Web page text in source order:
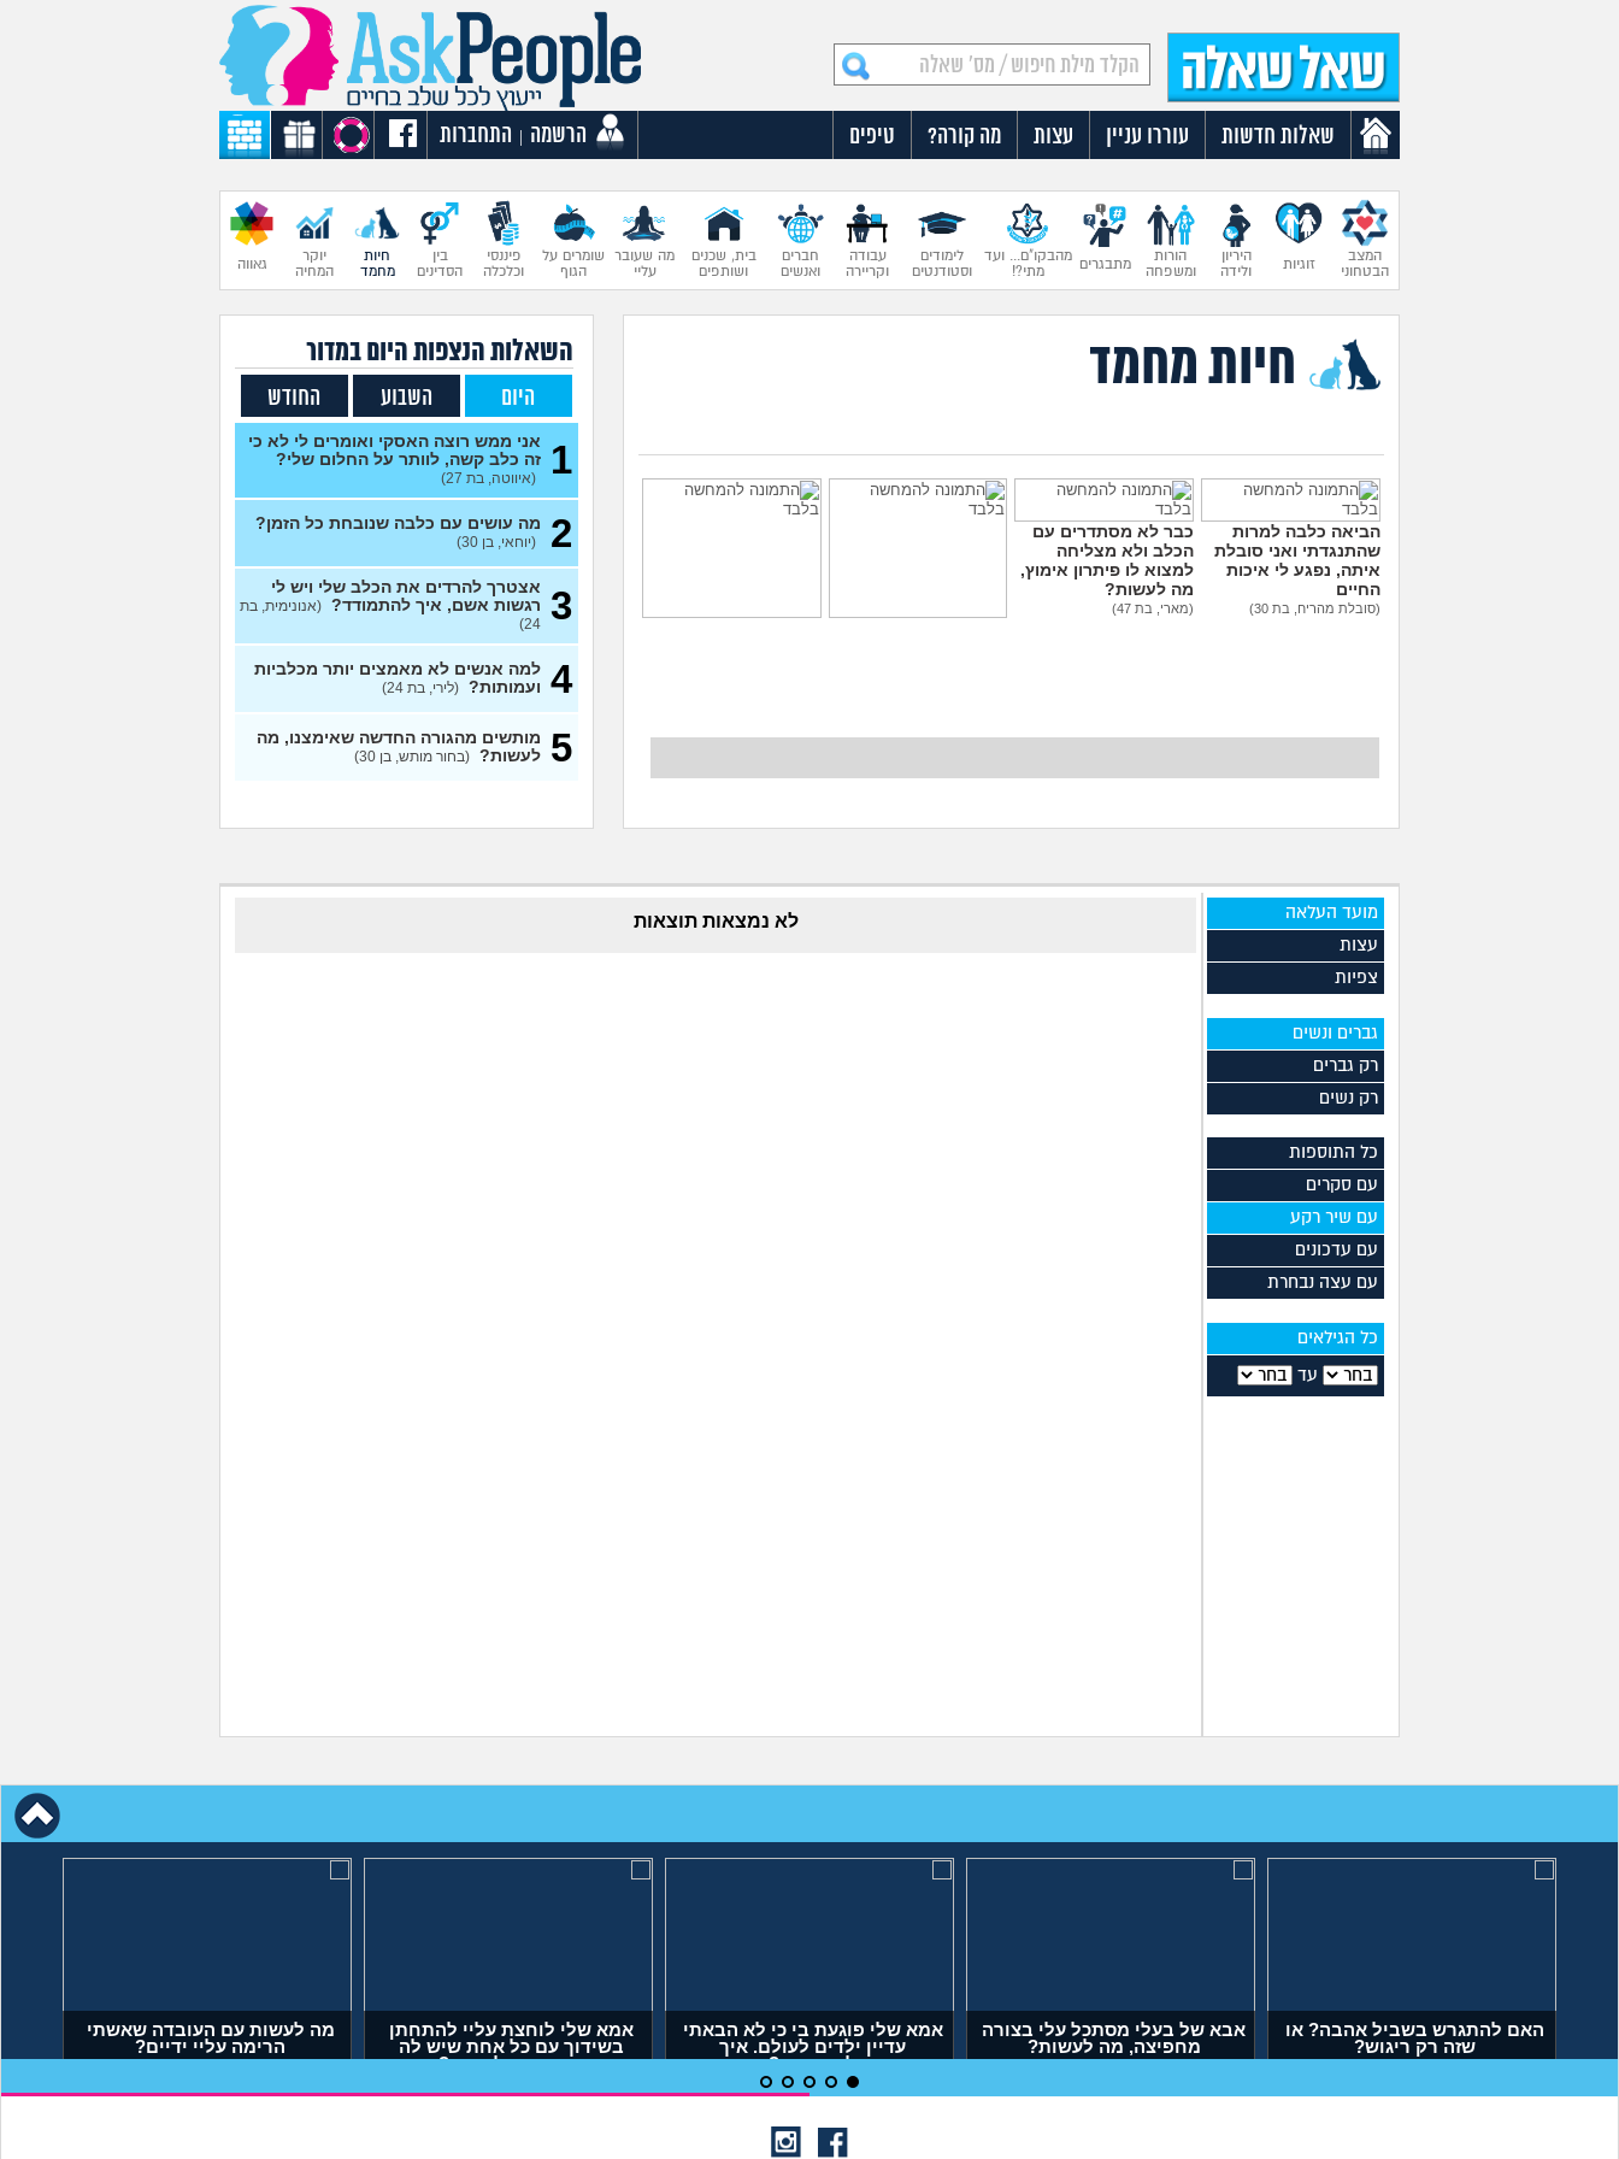
שאלות חדשות עוררו עניין עצות מה קורה? טיפים הרשמה התחברות
המצב
הבטחוני
זוגיות
היריון
ולידה
הורות
ומשפחה
מתבגרים
מהבקו"ם... ועד
מתי?!
לימודים
וסטודנטים
עבודה
וקריירה
חברים
ואנשים
בית, שכנים
ושותפים
מה שעובר
עליי
שומרים על
הגוף
פיננסי
וכלכלה
בין
הסדינים
חיות
מחמד
יוקר
המחיה
גאווה
חיות מחמד
הביאה כלבה למרות
שהתנגדתי ואני סובלת
איתה, נפגע לי איכות
החיים
(סובלת מהריח, בת 30)
כבר לא מסתדרים עם
הכלב ולא מצליחה
למצוא לו פיתרון אימוץ,
מה לעשות?
(מארי, בת 47)
השאלות הנצפות היוםבמדור
היום השבוע החודש
1
אני ממש רוצה האסקי ואומרים לי לא כי
זה כלב קשה, לוותר על החלום שלי?
(איווטה, בת 27)
2 מה עושים עם כלבה שנובחת כל הזמן?
(יוחאי, בן 30)
3 אצטרך להרדים את הכלב שלי ויש לי
רגשות אשם, איך להתמודד?(אנונימית, בת
24)
4 למה אנשים לא מאמצים יותר מכלביות
ועמותות?(לירי, בת 24)
5
מותשים מהגורה החדשה שאימצנו, מה
לעשות?(בחור מותש, בן 30)
מועד העלאה
עצות
צפיות
גברים ונשים
רק גברים
רק נשים
כל התוספות
עם סקרים
עם שיר רקע
עם עדכונים
עם עצה נבחרת
כל הגילאים
עד
לא נמצאות תוצאות
אמא שלי פוגעת בי כי לא הבאתי
עדיין ילדים לעולם. איך
להתמודד?
(אנונימית, בת 29)
אבא של בעלי מסתכל עלי בצורה
מחפיצה, מה לעשות?
האם להתגרש בשביל אהבה? או
שזה רק ריגוש?
מה לעשות עם העובדה שאשתי
הרימה עליי ידיים?
אמא שלי לוחצת עליי להתחתן
בשידוך עם כל אחת שיש לה
דופק, מה לעשות?